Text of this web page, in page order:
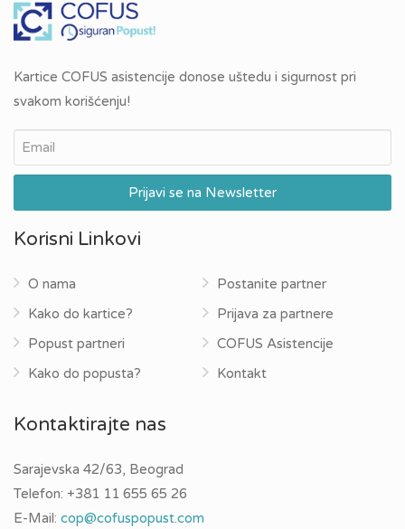
Kartice COFUS asistencije donose uštedu i sigurnost pri
svakom korišćenju!
Korisni Linkovi
O nama
Kako do kartice?
Popust partneri
Kako do popusta?
Postanite partner
Prijava za partnere
COFUS Asistencije
Kontakt
Kontaktirajte nas
Sarajevska 42/63, Beograd
Telefon: +381 11 655 65 26
E-Mail: cop@cofuspopust.com